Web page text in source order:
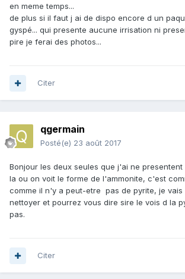
en meme temps...
de plus si il faut j ai de dispo encore d un
gyspé... qui presente aucune irrisation ni
pire je ferai des photos...
Citer
qgermain
Posté(e) 23 août 2017
Bonjour les deux seules que j'ai ne
la ou on voit le forme de l'ammonite, c'est
comme il n'y a peut-etre pas de pyrite, je vais
nettoyer et pourrez vous dire sire le vois d la
pas.
Citer